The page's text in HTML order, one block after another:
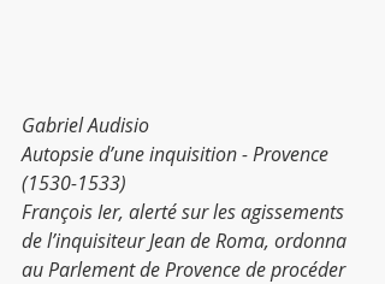
Gabriel Audisio
Autopsie d’une inquisition - Provence
(1530-1533)
François Ier, alerté sur les agissements
de l’inquisiteur Jean de Roma, ordonna
au Parlement de Provence de procéder